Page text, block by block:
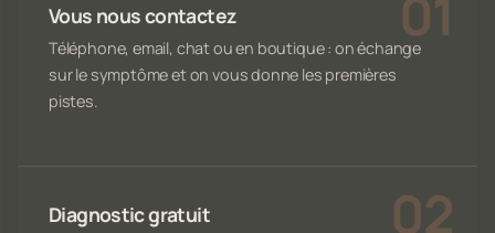
Vous nous contactez
Téléphone, email, chat ou en boutique : on échange
sur le symptôme et on vous donne les premières
pistes.
Diagnostic gratuit